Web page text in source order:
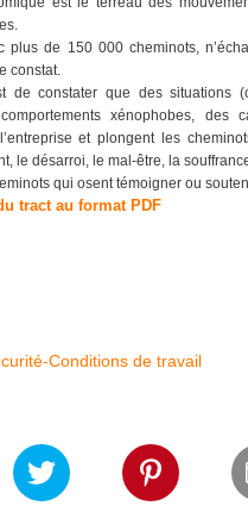
plus de 150 000 cheminots,
constat.
de constater que des situations
xénophobes, des
et plongent les
le désarroi, le mal-être, la
qui osent témoigner ou
tract au format PDF
Conditions de travail